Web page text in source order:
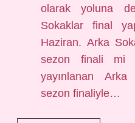
olarak yoluna
Sokaklar final
Haziran. Arka
sezon finali mi
yayınlanan
sezon finaliyle…